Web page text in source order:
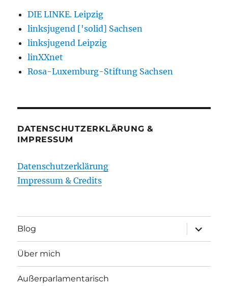
DIE LINKE. Leipzig
linksjugend ['solid] Sachsen
linksjugend Leipzig
linXXnet
Rosa-Luxemburg-Stiftung Sachsen
DATENSCHUTZERKLÄRUNG &
IMPRESSUM
Datenschutzerklärung
Impressum & Credits
Blog
öffnen
Über mich
Außerparlamentarisch